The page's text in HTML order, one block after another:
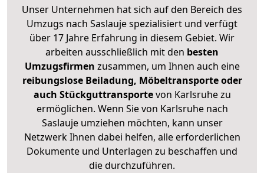
Unser Unternehmen hat sich auf den Bereich des
Umzugs nach Saslauje spezialisiert und verfügt
über 17 Jahre Erfahrung in diesem Gebiet. Wir
arbeiten ausschließlich mit den besten
Umzugsfirmen zusammen, um Ihnen auch eine
reibungslose Beiladung, Möbeltransporte oder
auch Stückguttransportevon Karlsruhe zu
ermöglichen. Wenn Sie von Karlsruhe nach
Saslauje umziehen möchten, kann unser
Netzwerk Ihnen dabei helfen, alle erforderlichen
Dokumente und Unterlagen zu beschaffen und
die durchzuführen.